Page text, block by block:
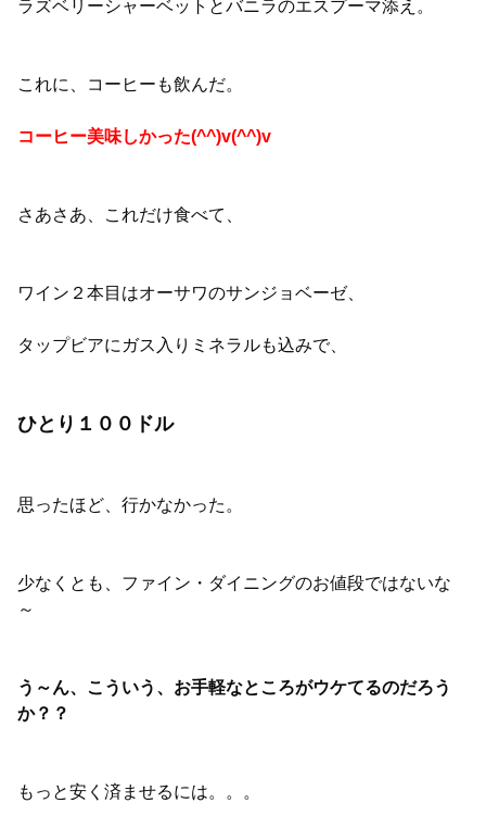
ラズベリーシャーベットとバニラのエスプーマ添え。
これに、コーヒーも飲んだ。
コーヒー美味しかった(^^)v(^^)v
さあさあ、これだけ食べて、
ワイン２本目はオーサワのサンジョベーゼ、
タップビアにガス入りミネラルも込みで、
ひとり１００ドル
思ったほど、行かなかった。
少なくとも、ファイン・ダイニングのお値段ではないな
～
う～ん、こういう、お手軽なところがウケてるのだろう
か？？
もっと安く済ませるには。。。